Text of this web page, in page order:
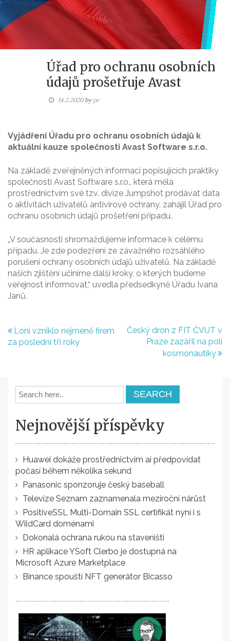
Úřad pro ochranu osobních
údajů prošetřuje Avast
14.2.2020bypc
Vyjádření Úřadu pro ochranu osobních údajů k
aktuální kauze společnosti Avast Software s.r.o.
Na základě zveřejněných informací popisujících praktiky
společnosti Avast Software s.r.o., která měla
prostřednictvím své tzv. divize Jumpshot prodávat data
o aktivitách uživatelů antivirové ochrany, zahájil Úřad pro
ochranu osobních údajů prošetření případu.
„V současnosti shromažďujeme informace k celému
případu. Je zde podezření ze závažného rozsáhlého
porušení ochrany osobních údajů uživatelů. Na základě
našich zjištění učiníme další kroky, o kterých budeme
veřejnost informovat,“ uvedla předsedkyně Úřadu Ivana
Janů.
Navigace
pro
Loni vzniklo nejméně firem
za poslední tři roky
Český dron z FIT ČVUT v
Praze zazářil na poli
kosmonautiky
Nejnovější příspěvky
Huawei dokáže prostřednictvím ai předpovídat
počasí během několika sekund
Panasonic sponzoruje český baseball
Televize Seznam zaznamenala meziroční nárůst
PositiveSSL Multi-Domain SSL certifikát nyní i s
WildCard doménami
Dokonalá ochrana rukou na staveništi
HR aplikace YSoft Clerbo je dostupná na
Microsoft Azure Marketplace
Binance spouští NFT generátor Bicasso